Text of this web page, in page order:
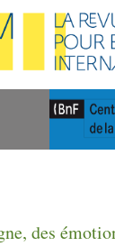
des